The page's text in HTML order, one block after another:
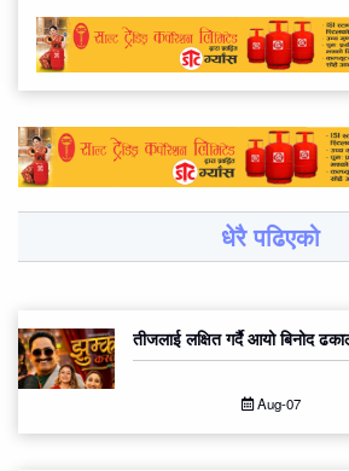
धेरै पढिएको
तीजलाई लक्षित गर्दै आयो बिनोद
Aug-07